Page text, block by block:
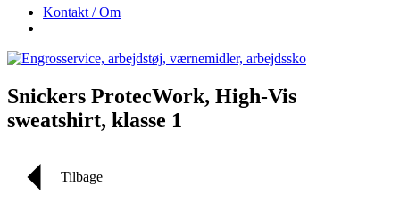
Kontakt / Om
Snickers ProtecWork, High-Vis
sweatshirt, klasse 1
Tilbage